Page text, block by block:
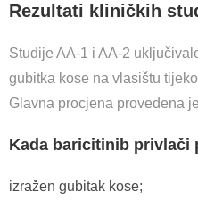
Rezultati kliničkih
Studije AA-1 i AA-2
gubitka kose na vlasištu
Glavna procjena provedena
Kada baricitinib privlači
izražen gubitak kose;